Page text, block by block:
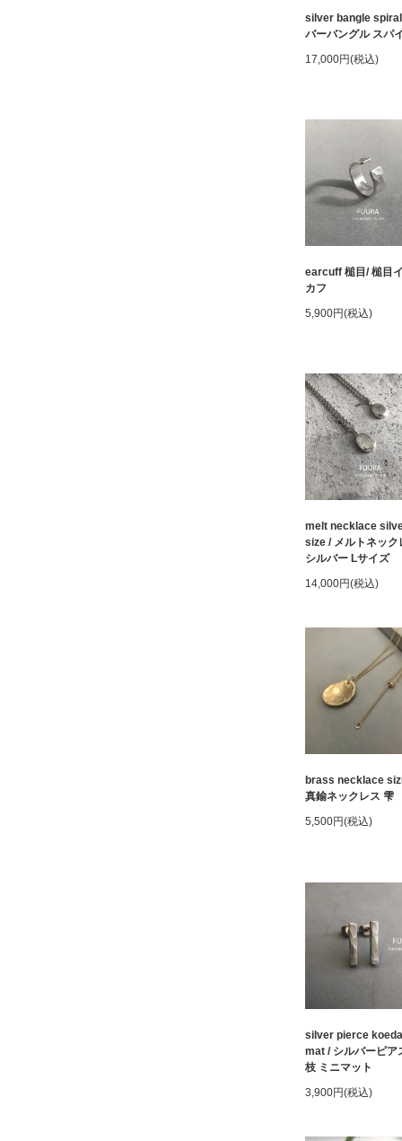
silver bangle spiral
バーバングル スパ
17,000円(税込)
earcuff 槌目/ 槌目
カフ
5,900円(税込)
melt necklace
size / メルトネック
シルバー Lサイズ
14,000円(税込)
brass necklace
真鍮ネックレス 雫
5,500円(税込)
silver pierce
mat / シルバーピア
枝 ミニマット
3,900円(税込)